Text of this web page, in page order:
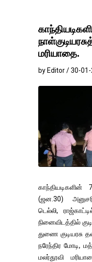
மரியாதை.
by Editor / 30-
(ஜன.30)
டெல்லி,
நினைவிடத்தில்
துணை குடியரசு
நரேந்திர மோடி,
மலர்தூவி